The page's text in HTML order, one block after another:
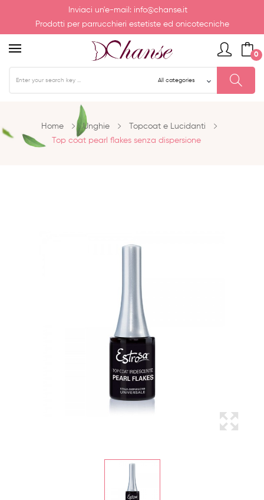
Inviaci un'e-mail: info@chanse.it
Prodotti per parrucchieri estetiste ed onicotecniche
0
Home Unghie
Topcoat e Lucidanti
Top coat pearl flakes senza dispersione